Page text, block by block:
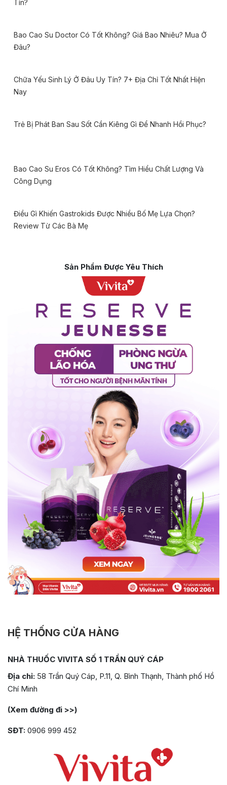
Tín?
Bao Cao Su Doctor Có Tốt Không? Giá Bao Nhiêu? Mua Ở
Đâu?
Chữa Yếu Sinh Lý Ở Đâu Uy Tín? 7+ Địa Chỉ Tốt Nhất Hiện
Nay
Trẻ Bị Phát Ban Sau Sốt Cần Kiêng Gì Để Nhanh Hồi Phục?
Bao Cao Su Eros Có Tốt Không? Tìm Hiểu Chất Lượng Và
Công Dụng
Điều Gì Khiến Gastrokids Được Nhiều Bố Mẹ Lựa Chọn?
Review Từ Các Bà Mẹ
Sản Phẩm Được Yêu Thích
HỆ THỐNG CỬA HÀNG
NHÀ THUỐC VIVITA SỐ 1 TRẦN QUÝ CÁP
Địa chỉ: 58 Trần Quý Cáp, P.11, Q. Bình Thạnh, Thành phố Hồ
Chí Minh
(Xem đường đi >>)
SĐT: 0906 999 452